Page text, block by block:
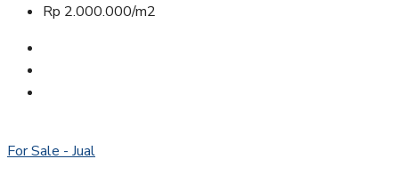
Rp 2.000.000/m2
For Sale - Jual